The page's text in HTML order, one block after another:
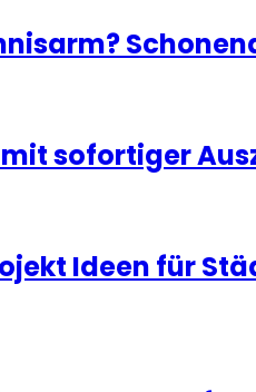
sofortiger
Ideen für